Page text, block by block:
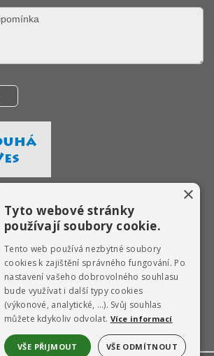
o regionu
×
Tyto webové stránky
používají soubory cookie.
Tento web používá nezbytné soubory
cookies k zajištění správného fungování. Po
nastavení vašeho dobrovolného souhlasu
bude využívat i další typy cookies
(výkonové, analytické, …). Svůj souhlas
můžete kdykoliv odvolat. Více informací
VŠE PŘIJMOUT VŠE ODMÍTNOUT